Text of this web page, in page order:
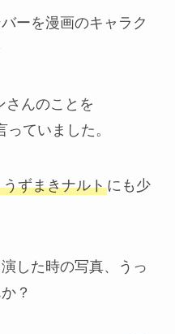
ーを漫画のキャラク
さんのことを
っていました。
ずまきナルトにも少
した時の写真、うっ
？